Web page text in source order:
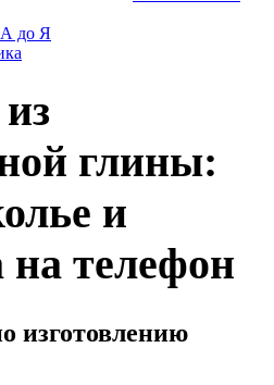
А до Я
глины:
и
на телефон
изготовлению